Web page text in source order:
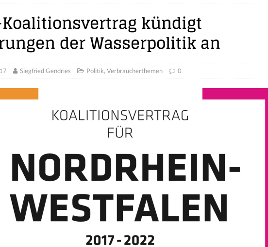
Koalitionsvertrag kündigt
der Wasserpolitik an
Siegfried Gendries Politik, Verbraucherthemen 0